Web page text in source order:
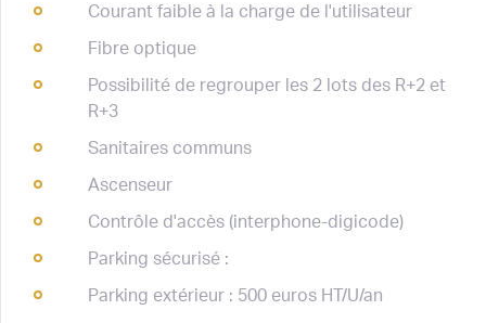
Courant faible à la charge de l'utilisateur
Fibre optique
Possibilité de regrouper les 2 lots des R+2 et
R+3
Sanitaires communs
Ascenseur
Contrôle d'accès (interphone-digicode)
Parking sécurisé :
Parking extérieur : 500 euros HT/U/an